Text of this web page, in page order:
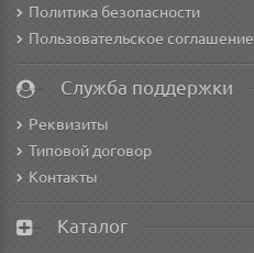
Политика безопасности
Пользовательское соглашение
Служба поддержки
Реквизиты
Типовой договор
Контакты
Каталог